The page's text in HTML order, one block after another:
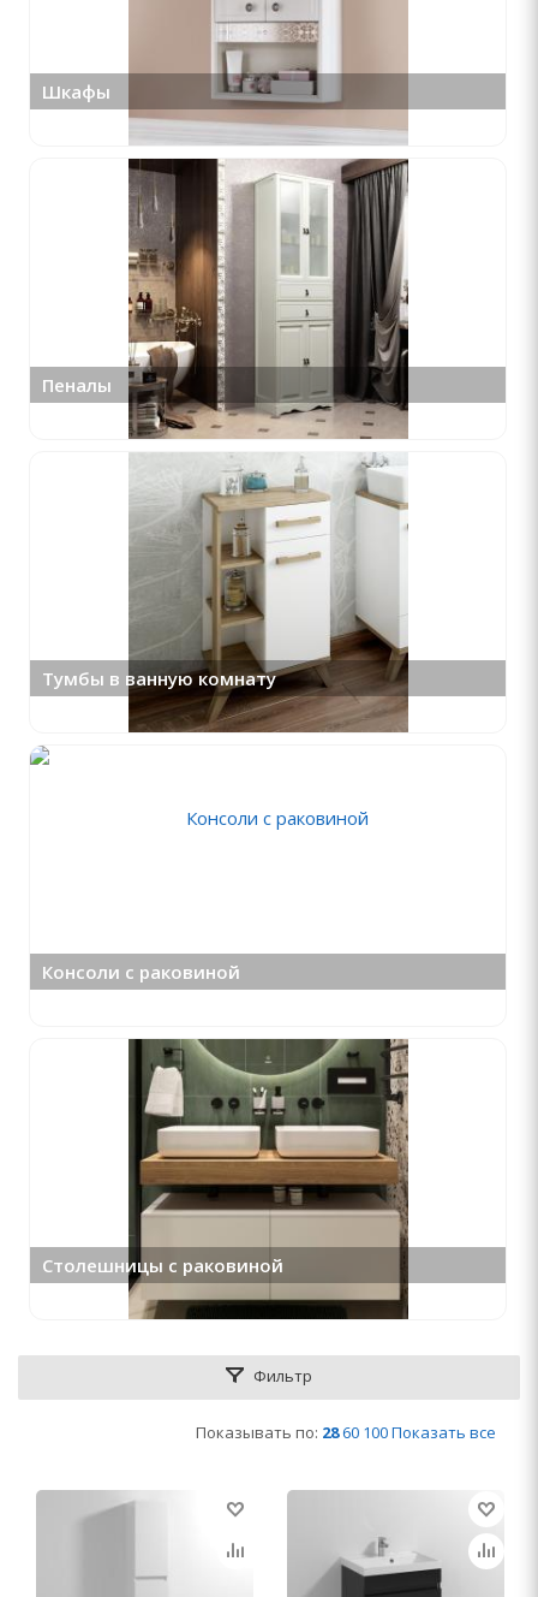
Шкафы
Пеналы
Тумбы в ванную комнату
Консоли с раковиной
Столешницы с раковиной
Фильтр
Показывать по: 28 60 100Показать все